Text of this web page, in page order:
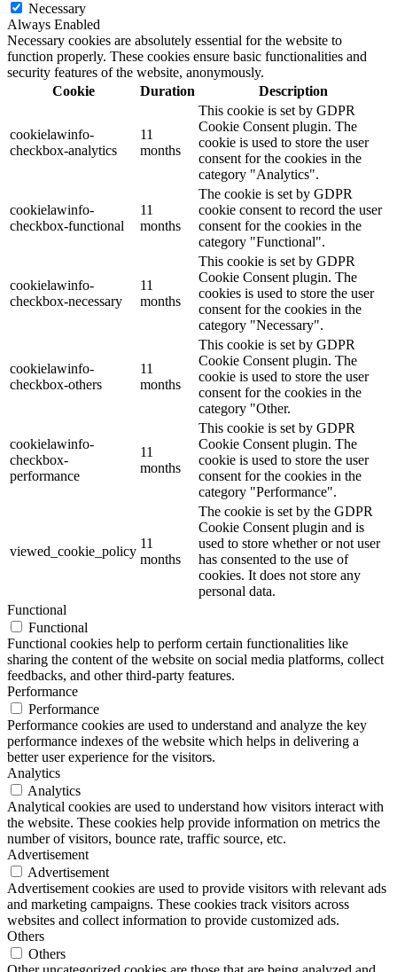
Necessary
Always Enabled
Necessary cookies are absolutely essential for the website to
function properly. These cookies ensure basic functionalities and
security features of the website, anonymously.
Cookie
Duration Description
cookielawinfo-
checkbox-analytics
11
months
This cookie is set by GDPR
Cookie Consent plugin. The
cookie is used to store the user
consent for the cookies in the
category "Analytics".
cookielawinfo-
checkbox-functional
11
months
The cookie is set by GDPR
cookie consent to record the user
consent for the cookies in the
category "Functional".
cookielawinfo-
checkbox-necessary
11
months
This cookie is set by GDPR
Cookie Consent plugin. The
cookies is used to store the user
consent for the cookies in the
category "Necessary".
cookielawinfo-
checkbox-others
11
months
This cookie is set by GDPR
Cookie Consent plugin. The
cookie is used to store the user
consent for the cookies in the
category "Other.
cookielawinfo-
checkbox-
performance
11
months
This cookie is set by GDPR
Cookie Consent plugin. The
cookie is used to store the user
consent for the cookies in the
category "Performance".
viewed_cookie_policy
11
months
The cookie is set by the GDPR
Cookie Consent plugin and is
used to store whether or not user
has consented to the use of
cookies. It does not store any
personal data.
Functional
Functional
Functional cookies help to perform certain functionalities like
sharing the content of the website on social media platforms, collect
feedbacks, and other third-party features.
Performance
Performance
Performance cookies are used to understand and analyze the key
performance indexes of the website which helps in delivering a
better user experience for the visitors.
Analytics
Analytics
Analytical cookies are used to understand how visitors interact with
the website. These cookies help provide information on metrics the
number of visitors, bounce rate, traffic source, etc.
Advertisement
Advertisement
Advertisement cookies are used to provide visitors with relevant ads
and marketing campaigns. These cookies track visitors across
websites and collect information to provide customized ads.
Others
Others